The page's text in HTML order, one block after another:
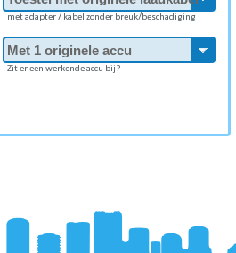
met adapter / kabel zonder breuk/beschadiging
Zit er een werkende accu bij?